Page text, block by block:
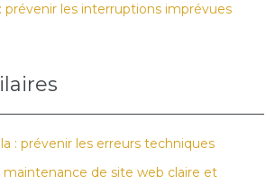
prévenir les interruptions imprévues
: prévenir les erreurs techniques
maintenance de site web claire et